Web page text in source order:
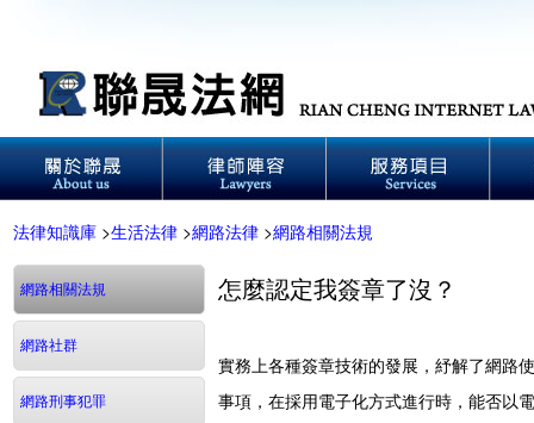
法律知識庫 >生活法律 >網路法律 >網路相關法規
網路相關法規
網路社群
網路刑事犯罪
怎麼認定我簽章了沒？
實務上各種簽章技術的發展，紓解了網路
事項，在採用電子化方式進行時，能否以